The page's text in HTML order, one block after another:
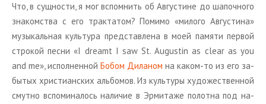
Что, в сущ­но­сти, я мог вспом­нить об Ав­гу­стине до ша­поч­но­го
зна­ком­ства с его трак­та­том? По­ми­мо «ми­ло­го Ав­гу­сти­на»
му­зы­каль­ная куль­ту­ра пред­став­ле­на в моей па­мя­ти пер­вой
стро­кой песни «I dreamt I saw St. Augustin as clear as you
and me», ис­пол­нен­ной Бобом Ди­ла­ном на каком-то из его за­
бы­тых хри­сти­ан­ских аль­бо­мов. Из куль­ту­ры ху­до­же­ствен­ной
смут­но вспо­ми­на­лось на­ли­чие в Эр­ми­та­же по­лот­на под на­